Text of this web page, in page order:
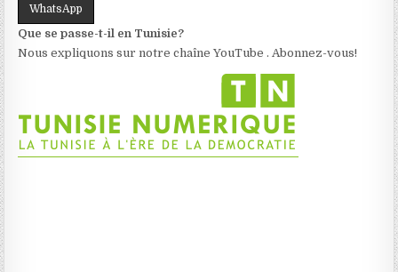
WhatsApp
Que se passe-t-il en Tunisie?
Nous expliquons sur notre chaîne YouTube . Abonnez-vous!